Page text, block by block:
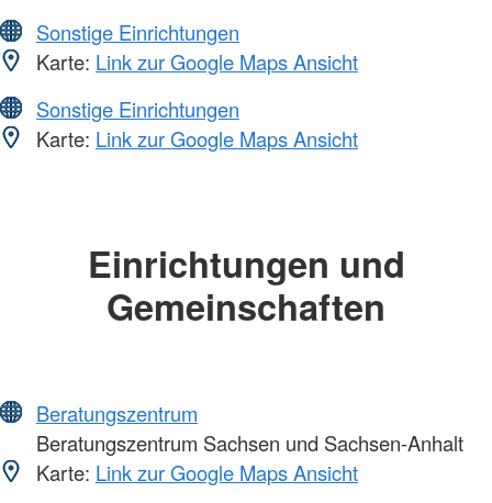
Sonstige Einrichtungen
Karte: Link zur Google Maps Ansicht
Sonstige Einrichtungen
Karte: Link zur Google Maps Ansicht
Einrichtungen und
Gemeinschaften
Beratungszentrum
Beratungszentrum Sachsen und Sachsen-Anhalt
Karte: Link zur Google Maps Ansicht